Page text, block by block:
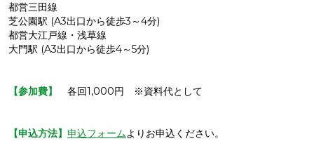
都営三田線
芝公園駅 (A3出口から徒歩3～4分)
都営大江戸線・浅草線
大門駅 (A3出口から徒歩4～5分)
【参加費】 各回1,000円 ※資料代として
【申込方法】 申込フォームよりお申込ください。